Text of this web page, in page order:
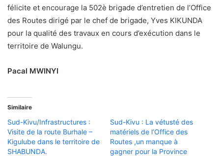
félicite et encourage la 502è brigade d’entretien de l’Office
des Routes dirigé par le chef de brigade, Yves KIKUNDA
pour la qualité des travaux en cours d’exécution dans le
territoire de Walungu.
Pacal MWINYI
Similaire
Sud-Kivu/Infrastructures :
Visite de la route Burhale –
Kigulube dans le territoire de
SHABUNDA.
Sud-Kivu : La vétusté des
matériels de l’Office des
Routes ,un manque à
gagner pour la Province